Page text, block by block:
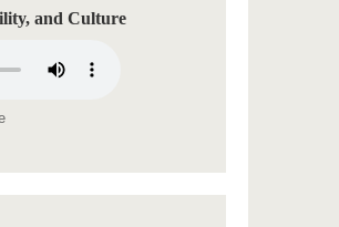
and Culture